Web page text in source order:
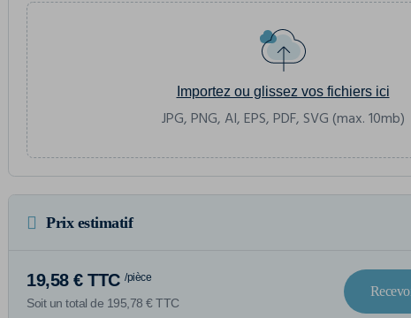
Importez ou glissez vos fichiers ici
JPG, PNG, AI, EPS, PDF, SVG (max. 10mb)
Prix estimatif
19,58 € TTC /pièce
Soit un total de 195,78 € TTC